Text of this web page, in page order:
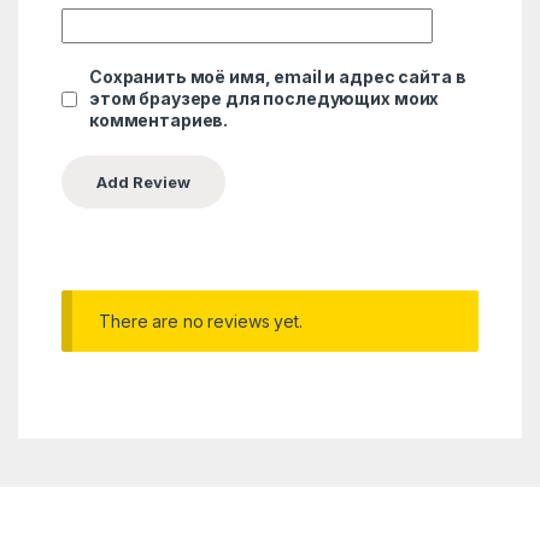
Сохранить моё имя, email и адрес сайта в
этом браузере для последующих моих
комментариев.
There are no reviews yet.